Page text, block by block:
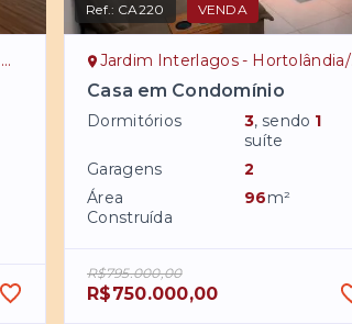
Ref.: CA220 VENDA
Jardim Interlagos - Hortolândia/SP
Casa em Condomínio
Dormitórios 3, sendo 1
suíte
Garagens
2
Área
Construída
96m²
R$795.000,00
R$750.000,00